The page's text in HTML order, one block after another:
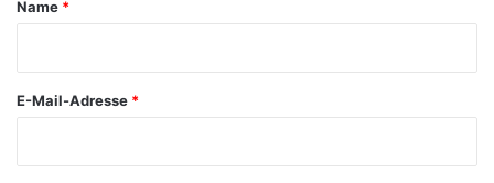
Name *
E-Mail-Adresse *